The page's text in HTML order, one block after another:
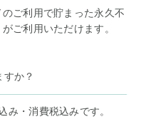
ご利用で貯まった永久不
ご利用いただけます。
か？
み・消費税込みです。